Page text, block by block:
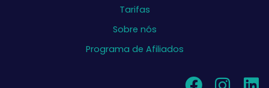
Tarifas
Sobre nós
Programa de Afiliados